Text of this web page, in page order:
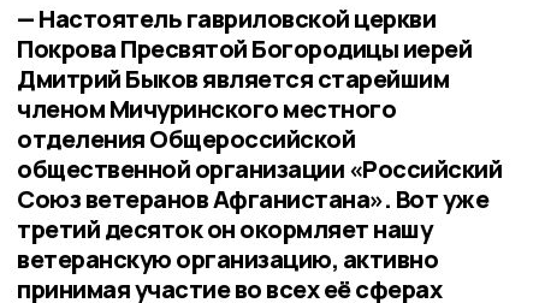
— Настоятель гавриловской церкви
Покрова Пресвятой Богородицы иерей
Дмитрий Быков является старейшим
членом Мичуринского местного
отделения Общероссийской
общественной организации «Российский
Союз ветеранов Афганистана». Вот уже
третий десяток он окормляет нашу
ветеранскую организацию, активно
принимая участие во всех её сферах